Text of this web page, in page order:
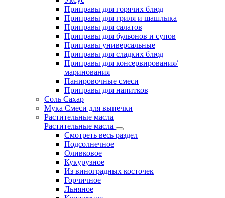
Приправы для горячих блюд
Приправы для гриля и шашлыка
Приправы для салатов
Приправы для бульонов и супов
Приправы универсальные
Приправы для сладких блюд
Приправы для консервирования/
маринования
Панировочные смеси
Приправы для напитков
Соль Сахар
Мука Смеси для выпечки
Растительные масла
Растительные масла
Смотреть весь раздел
Подсолнечное
Оливковое
Кукурузное
Из виноградных косточек
Горчичное
Льняное